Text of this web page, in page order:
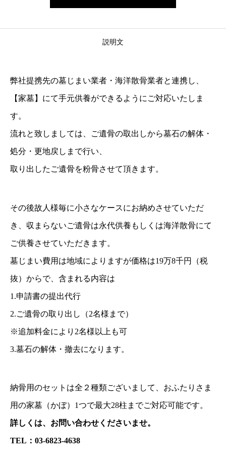
説明文
弊社提携先の墓じまい業者・海洋散骨業者と連携し、
【家墓】にて手元供養ができるようにご対応いたしま
す。
流れと致しましては、ご遺骨の取出しから墓石の解体・
処分・更地戻しまで行い、
取り出したご遺骨を粉骨させて頂きます。
その後故人様毎に小さなケースにお納めさせていただ
き、収まらないご遺骨は永代供養もしくは海洋散骨にて
ご供養させていただきます。
墓じまい費用は地域によりますが価格は19万8千円（税
抜）からで、含まれる内容は
1.申請書の提出代行
2.ご遺骨の取り出し（2名様まで）
※追加料金により2名様以上も可
3.墓石の解体・撤去になります。
納骨用のセットは全２種類ございまして、おふたりさま
用の家墓（かぼ）1つで最大28柱までご対応可能です。
詳しくは、お問い合わせくださいませ。
TEL：03-6823-4638